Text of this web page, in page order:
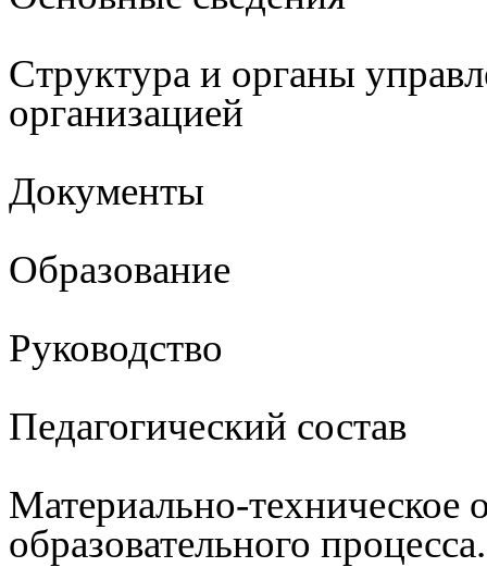
Структура и органы
организацией
Документы
Образование
Руководство
Педагогический состав
Материально-техническое
образовательного